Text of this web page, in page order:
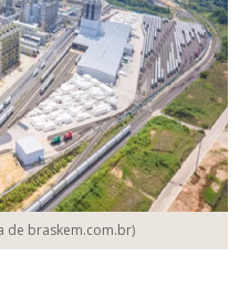
de braskem.com.br)